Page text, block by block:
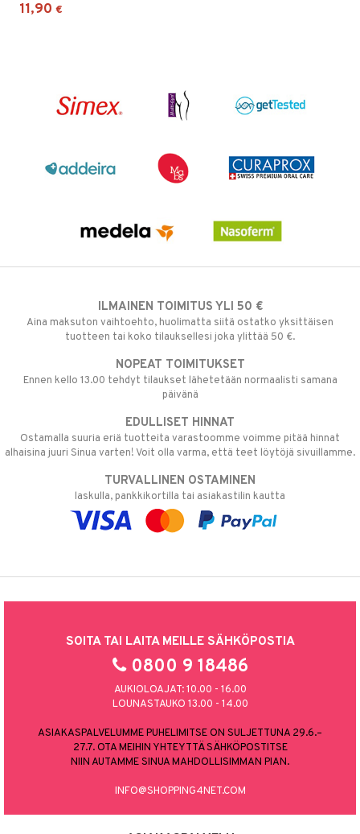
11,90 €
ILMAINEN TOIMITUS YLI 50 €
Aina maksuton vaihtoehto, huolimatta siitä ostatko yksittäisen
tuotteen tai koko tilauksellesi joka ylittää 50 €.
NOPEAT TOIMITUKSET
Ennen kello 13.00 tehdyt tilaukset lähetetään normaalisti samana
päivänä
EDULLISET HINNAT
Ostamalla suuria eriä tuotteita varastoomme voimme pitää hinnat
alhaisina juuri Sinua varten! Voit olla varma, että teet löytöjä sivuillamme.
TURVALLINEN OSTAMINEN
laskulla, pankkikortilla tai asiakastilin kautta
SOITA TAI LAITA MEILLE SÄHKÖPOSTIA
0800 9 18486
AUKIOLOAJAT: 10.00 - 16.00
LOUNASTAUKO 13.00 - 14.00
ASIAKASPALVELUMME PUHELIMITSE ON SULJETTUNA 29.6.–
27.7. OTA MEIHIN YHTEYTTÄ SÄHKÖPOSTITSE
NIIN AUTAMME SINUA MAHDOLLISIMMAN PIAN.
INFO@SHOPPING4NET.COM